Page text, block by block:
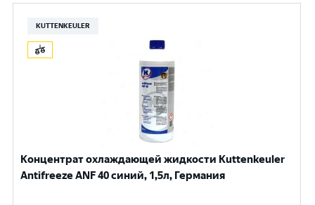
KUTTENKEULER
Концентрат охлаждающей жидкости Kuttenkeuler
Antifreeze ANF 40 синий, 1,5л, Германия